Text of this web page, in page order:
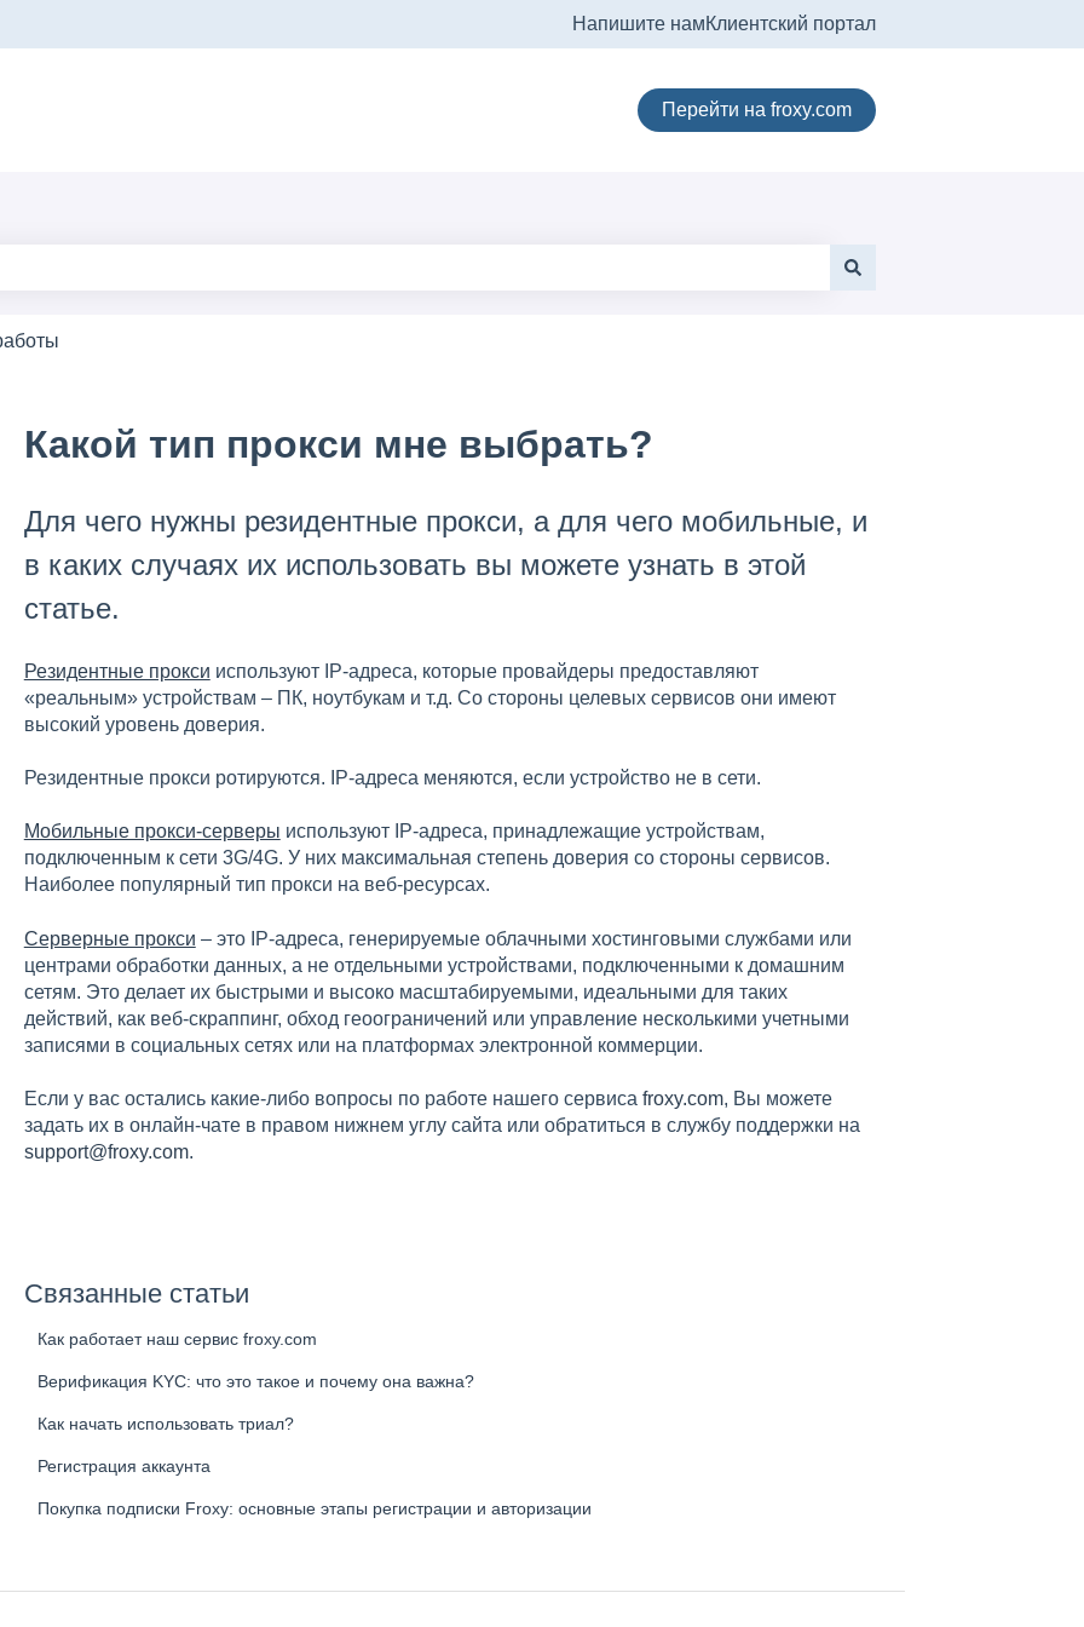
Напишите намКлиентский портал
Перейти на froxy.com
Какой тип прокси мне выбрать?
Для чего нужны резидентные прокси, а для чего мобильные, и
в каких случаях их использовать вы можете узнать в этой
статье.
Резидентные прокси используют IP-адреса, которые провайдеры предоставляют
«реальным» устройствам – ПК, ноутбукам и т.д. Со стороны целевых сервисов они имеют
высокий уровень доверия.
Резидентные прокси ротируются. IP-адреса меняются, если устройство не в сети.
Мобильные прокси-серверы используют IP-адреса, принадлежащие устройствам,
подключенным к сети 3G/4G. У них максимальная степень доверия со стороны сервисов.
Наиболее популярный тип прокси на веб-ресурсах.
Серверные прокси – это IP-адреса, генерируемые облачными хостинговыми службами или
центрами обработки данных, а не отдельными устройствами, подключенными к домашним
сетям. Это делает их быстрыми и высоко масштабируемыми, идеальными для таких
действий, как веб-скраппинг, обход геоограничений или управление несколькими учетными
записями в социальных сетях или на платформах электронной коммерции.
Если у вас остались какие-либо вопросы по работе нашего сервиса froxy.com, Вы можете
задать их в онлайн-чате в правом нижнем углу сайта или обратиться в службу поддержки на
support@froxy.com.
Связанные статьи
Как работает наш сервис froxy.com
Верификация KYC: что это такое и почему она важна?
Как начать использовать триал?
Регистрация аккаунта
Покупка подписки Froxy: основные этапы регистрации и авторизации